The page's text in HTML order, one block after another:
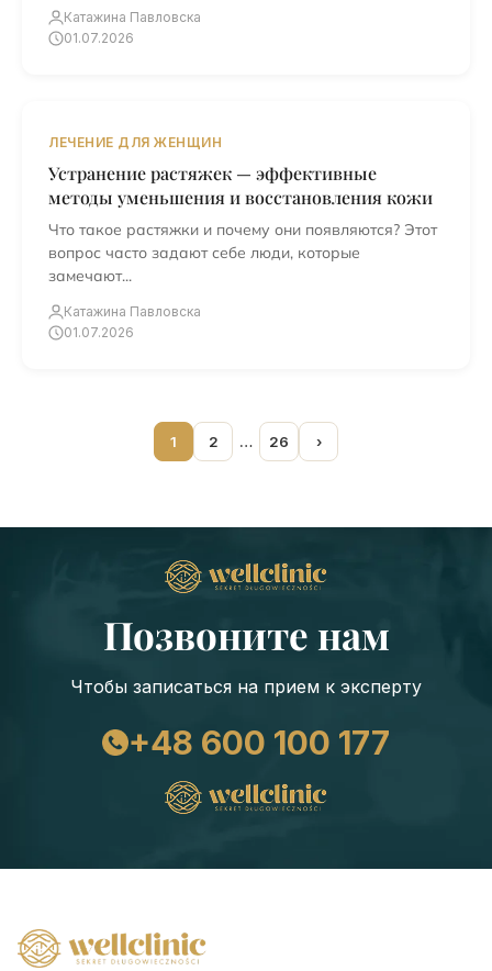
Катажина Павловска
01.07.2026
ЛЕЧЕНИЕ ДЛЯ ЖЕНЩИН
Устранение растяжек — эффективные
методы уменьшения и восстановления кожи
Что такое растяжки и почему они появляются? Этот
вопрос часто задают себе люди, которые
замечают...
Катажина Павловска
01.07.2026
1 2 … 26 ›
Позвоните нам
Чтобы записаться на прием к эксперту
+48 600 100 177